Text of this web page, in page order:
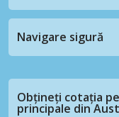
Navigare sigură
Obțineți cotația
principale din